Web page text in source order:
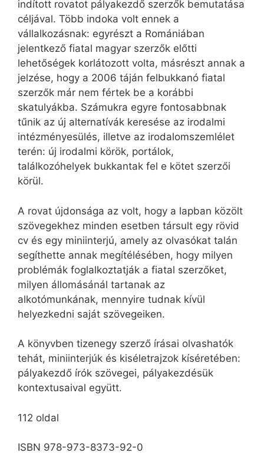
indított rovatot pályakezdő szerzők bemutatása
céljával. Több indoka volt ennek a
vállalkozásnak: egyrészt a Romániában
jelentkező fiatal magyar szerzők előtti
lehetőségek korlátozott volta, másrészt annak a
jelzése, hogy a 2006 táján felbukkanó fiatal
szerzők már nem fértek be a korábbi
skatulyákba. Számukra egyre fontosabbnak
tűnik az új alternatívák keresése az irodalmi
intézményesülés, illetve az irodalomszemlélet
terén: új irodalmi körök, portálok,
találkozóhelyek bukkantak fel e kötet szerzői
körül.
A rovat újdonsága az volt, hogy a lapban közölt
szövegekhez minden esetben társult egy rövid
cv és egy miniinterjú, amely az olvasókat talán
segíthette annak megítélésében, hogy milyen
problémák foglalkoztatják a fiatal szerzőket,
milyen állomásánál tartanak az
alkotómunkának, mennyire tudnak kívül
helyezkedni saját szövegeiken.
A könyvben tizenegy szerző írásai olvashatók
tehát, miniinterjúk és kiséletrajzok kíséretében:
pályakezdő írók szövegei, pályakezdésük
kontextusaival együtt.
112 oldal
ISBN 978-973-8373-92-0